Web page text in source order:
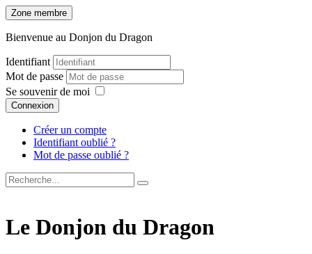
Zone membre
Bienvenue au Donjon du Dragon
Identifiant
Mot de passe
Se souvenir de moi
Connexion
Créer un compte
Identifiant oublié ?
Mot de passe oublié ?
Le Donjon du Dragon